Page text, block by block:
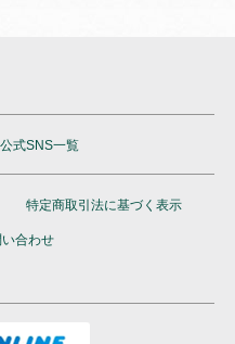
公式SNS一覧
特定商取引法に基づく表示
い合わせ